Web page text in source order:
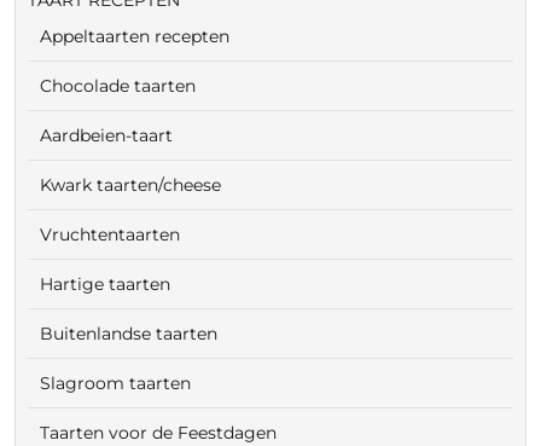
Appeltaarten recepten
Chocolade taarten
Aardbeien-taart
Kwark taarten/cheese
Vruchtentaarten
Hartige taarten
Buitenlandse taarten
Slagroom taarten
Taarten voor de Feestdagen